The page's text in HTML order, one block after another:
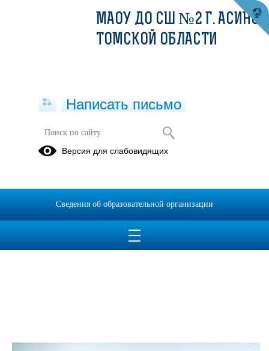
МАОУ ДО СШ №2 Г. АСИНО
ТОМСКОЙ ОБЛАСТИ
Написать письмо
Версия для слабовидящих
Сведения об образовательной организации